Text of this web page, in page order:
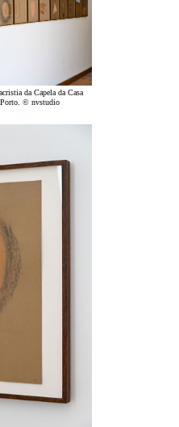
da Capela da Casa
Porto. © nvstudio